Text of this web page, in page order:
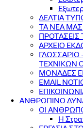
ΔΕΛΤΙΑ
ΤΑ ΝΕΑ ΜΑΣ
ΠΡΟΤΑΣΕΙΣ
ΑΡΧΕΙΟ
ΤΕΧΝΙΚΩΝ
ΜΟΝΑΔΕΣ
EMAIL
ΑΝΘΡΩΠΙΝΟ
ΟΙ
Η